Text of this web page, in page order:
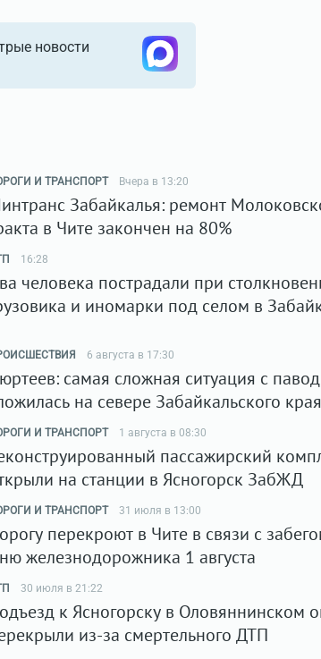
новости
И ТРАНСПОРТ Вчера в 13:20
Забайкалья: ремонт
в Чите закончен на 80%
16:28
человека пострадали при
и иномарки под селом в
6 августа в 17:30
самая сложная ситуация с
на севере Забайкальского края
И ТРАНСПОРТ 1 августа в 08:30
пассажирский
на станции в Ясногорск ЗабЖД
И ТРАНСПОРТ 31 июля в 13:00
перекроют в Чите в связи с
железнодорожника 1 августа
30 июля в 21:22
к Ясногорску в Оловяннинском
из-за смертельного ДТП